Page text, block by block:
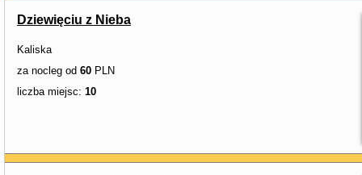
Dziewięciu z Nieba
Kaliska
za nocleg od 60 PLN
liczba miejsc: 10